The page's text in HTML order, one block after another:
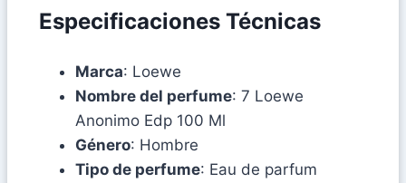
Especificaciones Técnicas
Marca: Loewe
Nombre del perfume: 7 Loewe
Anonimo Edp 100 Ml
Género: Hombre
Tipo de perfume: Eau de parfum